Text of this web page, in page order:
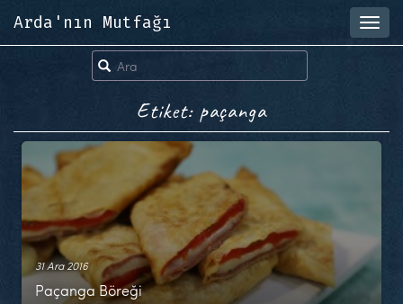
Arda'nın Mutfağı
Etiket: paçanga
31 Ara 2016
Paçanga Böreği